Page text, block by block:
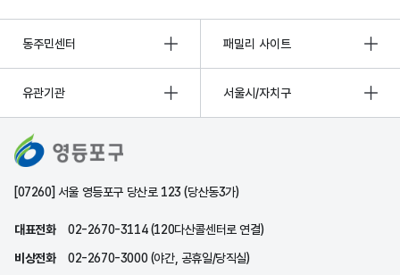
동주민센터 패밀리 사이트
유관기관 서울시/자치구
[07260] 서울 영등포구 당산로 123 (당산동3가)
대표전화
02-2670-3114 (120다산콜센터로 연결)
비상전화
02-2670-3000 (야간, 공휴일/당직실)